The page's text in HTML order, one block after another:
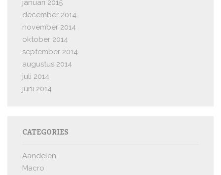
januari 2015
december 2014
november 2014
oktober 2014
september 2014
augustus 2014
juli 2014
juni 2014
CATEGORIES
Aandelen
Macro